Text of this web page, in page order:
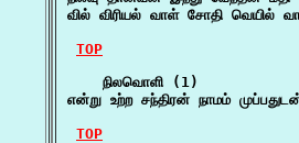
வில் விரியல் வாள் சோதி வெயில்
TOP
    நிலவொளி (1)
என்று உற்ற சந்திரன் நாமம்
TOP